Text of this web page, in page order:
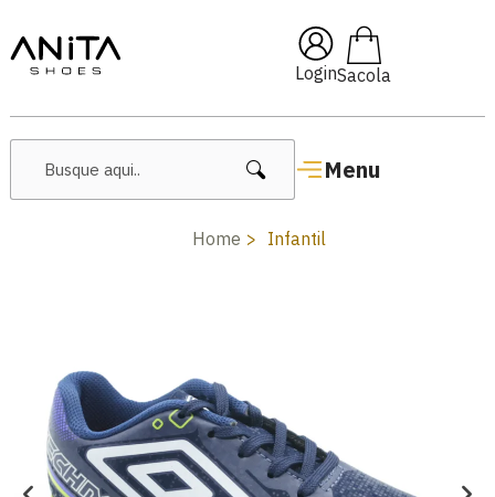
Login
Menu
🔥 Lançamentos Femininos
Home Infantil